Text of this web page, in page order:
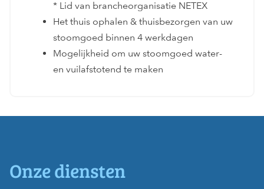
* Lid van brancheorganisatie NETEX
Het thuis ophalen & thuisbezorgen van uw
stoomgoed binnen 4 werkdagen
Mogelijkheid om uw stoomgoed water-
en vuilafstotend te maken
Onze diensten